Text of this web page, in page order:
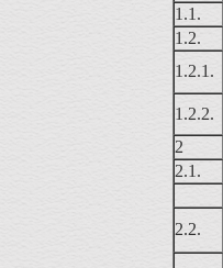
1.1.
1.2.
1.2.1.
1.2.2.
2
2.1.
2.2.